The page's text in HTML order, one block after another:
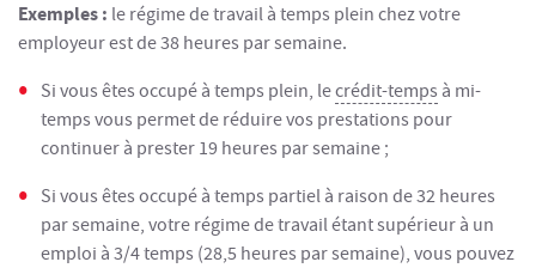
Exemples : le régime de travail à temps plein chez votre
employeur est de 38 heures par semaine.
Si vous êtes occupé à temps plein, lecrédit-temps à mi-
temps vous permet de réduire vos prestations pour
continuer à prester 19 heures par semaine ;
Si vous êtes occupé à temps partiel à raison de 32 heures
par semaine, votre régime de travail étant supérieur à un
emploi à 3/4 temps (28,5 heures par semaine), vous pouvez